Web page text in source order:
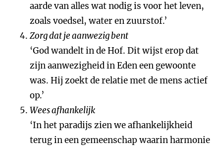
aarde van alles wat nodig is voor het leven,
zoals voedsel, water en zuurstof.’
Zorg dat je aanwezig bent
‘God wandelt in de Hof. Dit wijst erop dat
zijn aanwezigheid in Eden een gewoonte
was. Hij zoekt de relatie met de mens actief
op.’
Wees afhankelijk
‘In het paradijs zien we afhankelijkheid
terug in een gemeenschap waarin harmonie